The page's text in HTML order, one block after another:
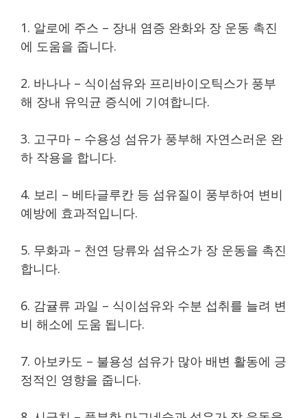
1. 알로에 주스 – 장내 염증 완화와 장 운동 촉진
에 도움을 줍니다.
2. 바나나 – 식이섬유와 프리바이오틱스가 풍부
해 장내 유익균 증식에 기여합니다.
3. 고구마 – 수용성 섬유가 풍부해 자연스러운 완
하 작용을 합니다.
4. 보리 – 베타글루칸 등 섬유질이 풍부하여 변비
예방에 효과적입니다.
5. 무화과 – 천연 당류와 섬유소가 장 운동을 촉진
합니다.
6. 감귤류 과일 – 식이섬유와 수분 섭취를 늘려 변
비 해소에 도움 됩니다.
7. 아보카도 – 불용성 섬유가 많아 배변 활동에 긍
정적인 영향을 줍니다.